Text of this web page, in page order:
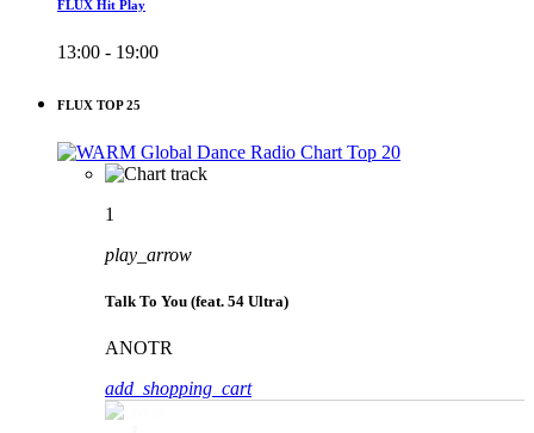
FLUX Hit Play
13:00 - 19:00
FLUX TOP 25
1
play_arrow
Talk To You (feat. 54 Ultra)
ANOTR
add_shopping_cart